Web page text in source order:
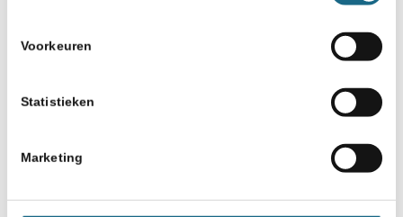
Voorkeuren
Statistieken
Marketing